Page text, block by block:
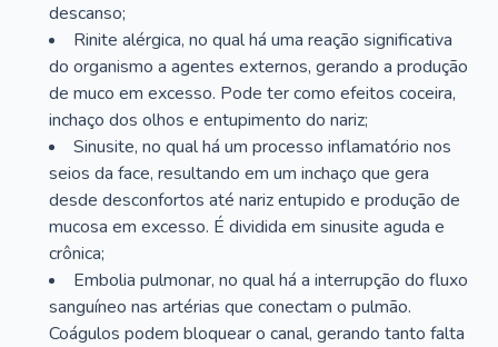
descanso;
Rinite alérgica, no qual há uma reação significativa
do organismo a agentes externos, gerando a produção
de muco em excesso. Pode ter como efeitos coceira,
inchaço dos olhos e entupimento do nariz;
Sinusite, no qual há um processo inflamatório nos
seios da face, resultando em um inchaço que gera
desde desconfortos até nariz entupido e produção de
mucosa em excesso. É dividida em sinusite aguda e
crônica;
Embolia pulmonar, no qual há a interrupção do fluxo
sanguíneo nas artérias que conectam o pulmão.
Coágulos podem bloquear o canal, gerando tanto falta